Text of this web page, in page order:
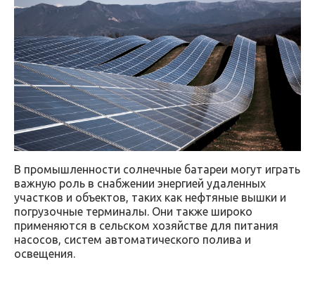
В промышленности солнечные батареи могут играть
важную роль в снабжении энергией удаленных
участков и объектов, таких как нефтяные вышки и
погрузочные терминалы. Они также широко
применяются в сельском хозяйстве для питания
насосов, систем автоматического полива и
освещения.